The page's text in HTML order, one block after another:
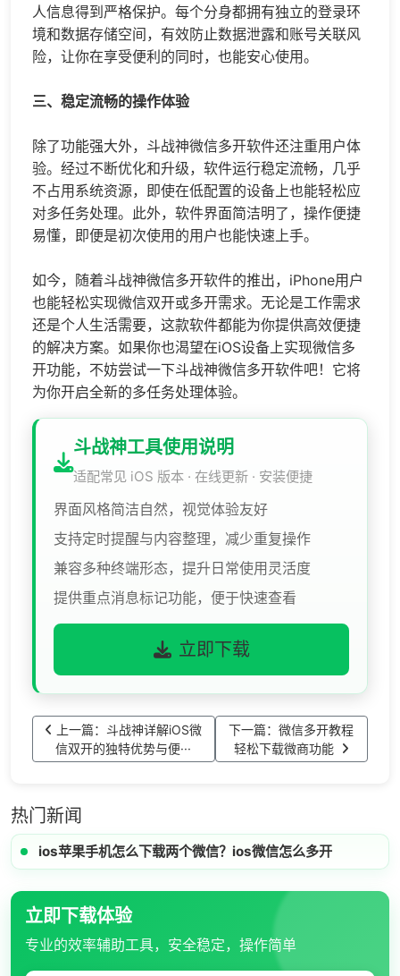
人信息得到严格保护。每个分身都拥有独立的登录环
境和数据存储空间，有效防止数据泄露和账号关联风
险，让你在享受便利的同时，也能安心使用。
三、稳定流畅的操作体验
除了功能强大外，斗战神微信多开软件还注重用户体
验。经过不断优化和升级，软件运行稳定流畅，几乎
不占用系统资源，即使在低配置的设备上也能轻松应
对多任务处理。此外，软件界面简洁明了，操作便捷
易懂，即便是初次使用的用户也能快速上手。
如今，随着斗战神微信多开软件的推出，iPhone用户
也能轻松实现微信双开或多开需求。无论是工作需求
还是个人生活需要，这款软件都能为你提供高效便捷
的解决方案。如果你也渴望在iOS设备上实现微信多
开功能，不妨尝试一下斗战神微信多开软件吧！它将
为你开启全新的多任务处理体验。
斗战神工具使用说明
适配常见 iOS 版本 · 在线更新 · 安装便捷
界面风格简洁自然，视觉体验友好
支持定时提醒与内容整理，减少重复操作
兼容多种终端形态，提升日常使用灵活度
提供重点消息标记功能，便于快速查看
立即下载
上一篇：斗战神详解iOS微
信双开的独特优势与便···
下一篇：微信多开教程
轻松下载微商功能
热门新闻
ios苹果手机怎么下载两个微信？ios微信怎么多开
立即下载体验
专业的效率辅助工具，安全稳定，操作简单